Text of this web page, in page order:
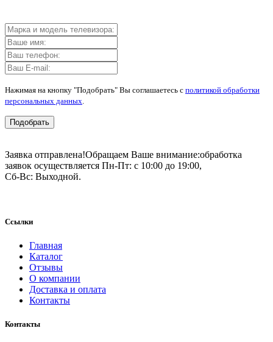
Нажимая на кнопку "Подобрать" Вы соглашаетесь с политикой обработки
персональных данных
Подобрать
Заявка отправлена!Обращаем Ваше внимание:обработка
заявок осуществляется Пн-Пт: с 10:00 до 19:00,
Сб-Вс: Выходной.
Ссылки
Главная
Каталог
Отзывы
О компании
Доставка и оплата
Контакты
Контакты